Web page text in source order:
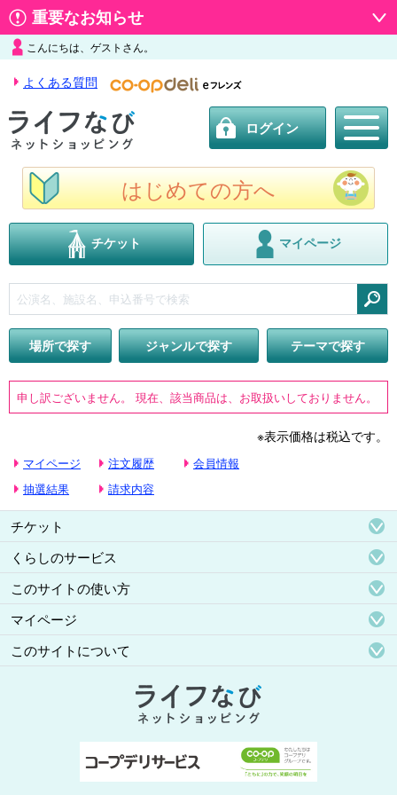
重要なお知らせ
こんにちは、ゲストさん。
よくある質問
ログイン
はじめての方へ
チケット マイページ
場所で探す
ジャンルで探す テーマで探す
申し訳ございません。 現在、該当商品は、お取扱いしておりません。
※表示価格は税込です。
マイページ 注文履歴
会員情報
抽選結果
請求内容
チケット
くらしのサービス
このサイトの使い方
マイページ
このサイトについて